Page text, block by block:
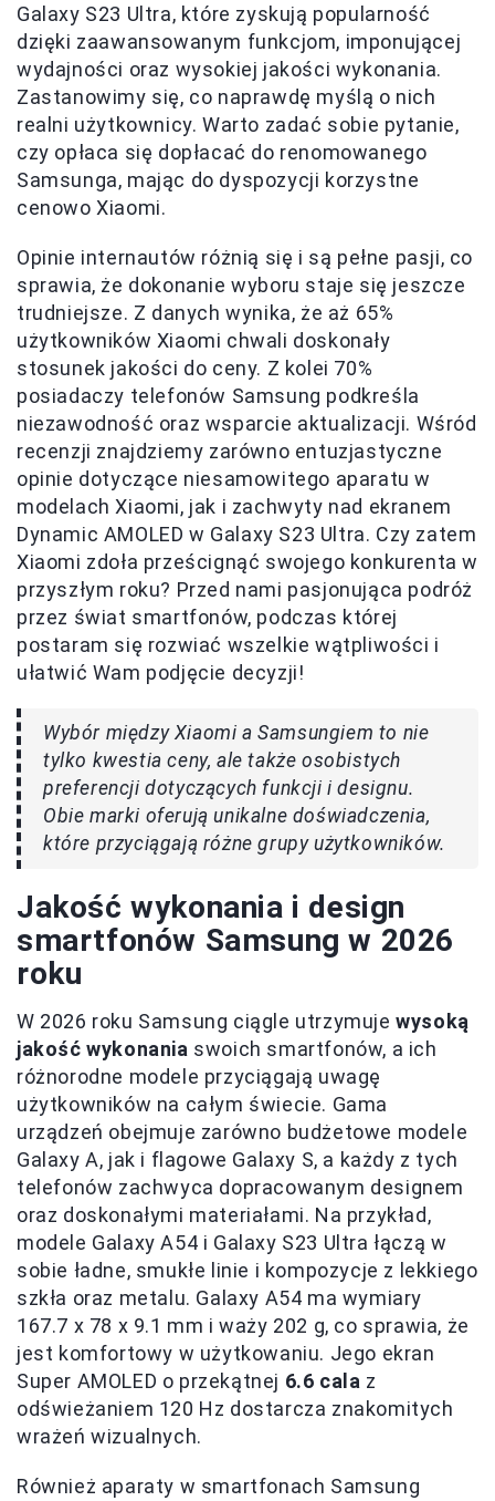
Galaxy S23 Ultra, które zyskują popularność
dzięki zaawansowanym funkcjom, imponującej
wydajności oraz wysokiej jakości wykonania.
Zastanowimy się, co naprawdę myślą o nich
realni użytkownicy. Warto zadać sobie pytanie,
czy opłaca się dopłacać do renomowanego
Samsunga, mając do dyspozycji korzystne
cenowo Xiaomi.
Opinie internautów różnią się i są pełne pasji, co
sprawia, że dokonanie wyboru staje się jeszcze
trudniejsze. Z danych wynika, że aż 65%
użytkowników Xiaomi chwali doskonały
stosunek jakości do ceny. Z kolei 70%
posiadaczy telefonów Samsung podkreśla
niezawodność oraz wsparcie aktualizacji. Wśród
recenzji znajdziemy zarówno entuzjastyczne
opinie dotyczące niesamowitego aparatu w
modelach Xiaomi, jak i zachwyty nad ekranem
Dynamic AMOLED w Galaxy S23 Ultra. Czy zatem
Xiaomi zdoła prześcignąć swojego konkurenta w
przyszłym roku? Przed nami pasjonująca podróż
przez świat smartfonów, podczas której
postaram się rozwiać wszelkie wątpliwości i
ułatwić Wam podjęcie decyzji!
Wybór między Xiaomi a Samsungiem to nie
tylko kwestia ceny, ale także osobistych
preferencji dotyczących funkcji i designu.
Obie marki oferują unikalne doświadczenia,
które przyciągają różne grupy użytkowników.
Jakość wykonania i design
smartfonów Samsung w 2026
roku
W 2026 roku Samsung ciągle utrzymujewysoką
jakość wykonania swoich smartfonów, a ich
różnorodne modele przyciągają uwagę
użytkowników na całym świecie. Gama
urządzeń obejmuje zarówno budżetowe modele
Galaxy A, jak i flagowe Galaxy S, a każdy z tych
telefonów zachwyca dopracowanym designem
oraz doskonałymi materiałami. Na przykład,
modele Galaxy A54 i Galaxy S23 Ultra łączą w
sobie ładne, smukłe linie i kompozycje z lekkiego
szkła oraz metalu. Galaxy A54 ma wymiary
167.7 x 78 x 9.1 mm i waży 202 g, co sprawia, że
jest komfortowy w użytkowaniu. Jego ekran
Super AMOLED o przekątnej 6.6 cala z
odświeżaniem 120 Hz dostarcza znakomitych
wrażeń wizualnych.
Również aparaty w smartfonach Samsung